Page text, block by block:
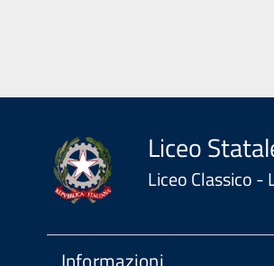
Liceo
Liceo Classico -